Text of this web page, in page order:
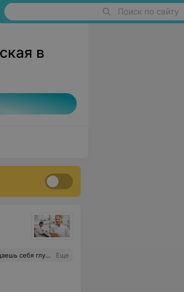
Поиск по сайту
в
по делу. Рекомендую! Еще